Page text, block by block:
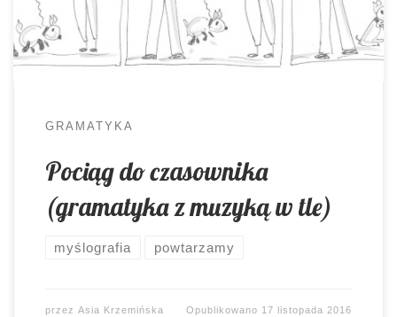
czasownikami 🙂 Planując kolejne zajęcia z
gimnazjalnymi trzecioklasistami, stanęłam przed
dylematem: jak jeszcze porozmawiać o królu
GRAMATYKA
Pociąg do czasownika
(gramatyka z muzyką w tle)
myślografia powtarzamy
przez Asia Krzemińska Opublikowano 17 listopada 2016